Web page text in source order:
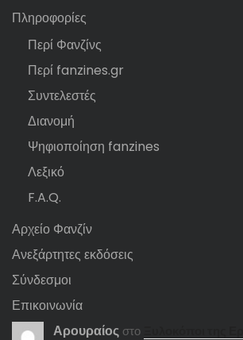
Πληροφορίες
Περί Φανζίνς
Περί fanzines.gr
Συντελεστές
Διανομή
Ψηφιοποίηση fanzines
Λεξικό
F.A.Q.
Αρχείο Φανζίν
Ανεξάρτητες εκδόσεις
Σύνδεσμοι
Επικοινωνία
Αρουραίος στο